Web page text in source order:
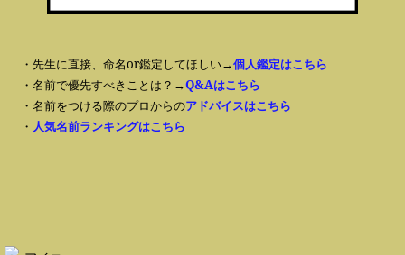
・先生に直接、命名or鑑定してほしい→個人鑑定はこちら
・名前で優先すべきことは？→Q&Aはこちら
・名前をつける際のプロからのアドバイスはこちら
・ 人気名前ランキングはこちら